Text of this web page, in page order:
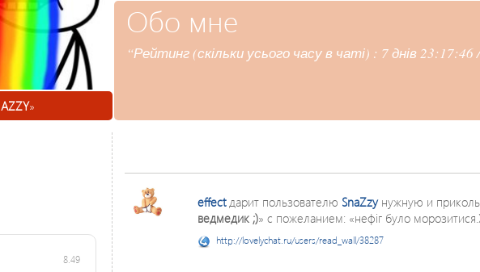
»
Обо мне
“Рейтинг (скільки усього часу в чаті) : 7 днів 23:17:46
8.49
effectдарит пользователю SnaZzyнужную и
ведмедик ;)» с пожеланием: «нефіг було
http://lovelychat.ru/users/read_wall/38287